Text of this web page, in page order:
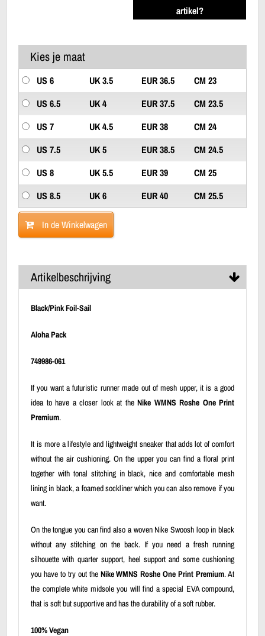
artikel?
Kies je maat
US 6 UK 3.5 EUR 36.5
CM 23
US 6.5
UK 4 EUR 37.5
CM 23.5
US 7
UK 4.5 EUR 38
CM 24
US 7.5
UK 5 EUR 38.5
CM 24.5
US 8
UK 5.5 EUR 39
CM 25
US 8.5
UK 6 EUR 40 CM 25.5
In de Winkelwagen
Artikelbeschrijving
Black/Pink Foil-Sail
Aloha Pack
749986-061
If you want a futuristic runner made out of mesh upper, it is a good
idea to have a closer look at the Nike WMNS Roshe One Print
Premium.
It is more a lifestyle and lightweight sneaker that adds lot of comfort
without the air cushioning. On the upper you can find a floral print
together with tonal stitching in black, nice and comfortable mesh
lining in black, a foamed sockliner which you can also remove if you
want.
On the tongue you can find also a woven Nike Swoosh loop in black
without any stitching on the back. If you need a fresh running
silhouette with quarter support, heel support and some cushioning
you have to try out the Nike WMNS Roshe One Print Premium. At
the complete white midsole you will find a special EVA compound,
that is soft but supportive and has the durability of a soft rubber.
100% Vegan